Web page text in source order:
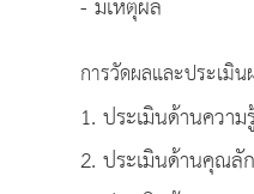
การวัดผลและประเมิน
1. ประเมินด้านความ
2. ประเมินด้านคุณ